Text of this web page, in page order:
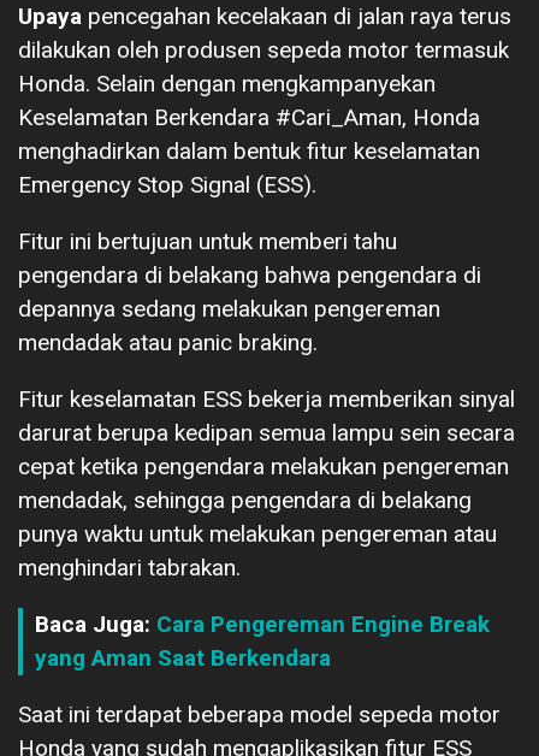
Upaya pencegahan kecelakaan di jalan raya terus
dilakukan oleh produsen sepeda motor termasuk
Honda. Selain dengan mengkampanyekan
Keselamatan Berkendara #Cari_Aman, Honda
menghadirkan dalam bentuk fitur keselamatan
Emergency Stop Signal (ESS).
Fitur ini bertujuan untuk memberi tahu
pengendara di belakang bahwa pengendara di
depannya sedang melakukan pengereman
mendadak atau panic braking.
Fitur keselamatan ESS bekerja memberikan sinyal
darurat berupa kedipan semua lampu sein secara
cepat ketika pengendara melakukan pengereman
mendadak, sehingga pengendara di belakang
punya waktu untuk melakukan pengereman atau
menghindari tabrakan.
Baca Juga: Cara Pengereman Engine Break
yang Aman Saat Berkendara
Saat ini terdapat beberapa model sepeda motor
Honda yang sudah mengaplikasikan fitur ESS